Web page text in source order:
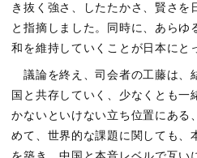
き抜く強さ、したたかさ、賢さを
と指摘しました。同時に、あらゆ
和を維持していくことが日本にと
議論を終え、司会者の工藤は、
国と共存していく、少なくとも一
かないといけない立ち位置にある
めて、世界的な課題に関しても、